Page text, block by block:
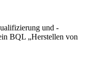
und -
BQL „Herstellen von